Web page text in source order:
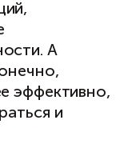
А
эффективно,
и